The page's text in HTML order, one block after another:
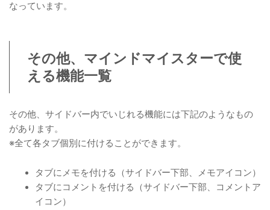
なっています。
その他、マインドマイスターで使
える機能一覧
その他、サイドバー内でいじれる機能には下記のようなもの
があります。
※全て各タブ個別に付けることができます。
タブにメモを付ける（サイドバー下部、メモアイコン）
タブにコメントを付ける（サイドバー下部、コメントア
イコン）